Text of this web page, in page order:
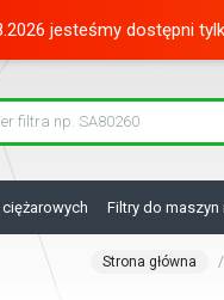
jesteśmy dostępni
Filtry do maszyn
Strona główna